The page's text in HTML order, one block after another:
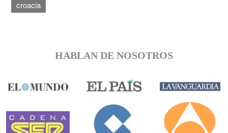
croacia
HABLAN DE NOSOTROS